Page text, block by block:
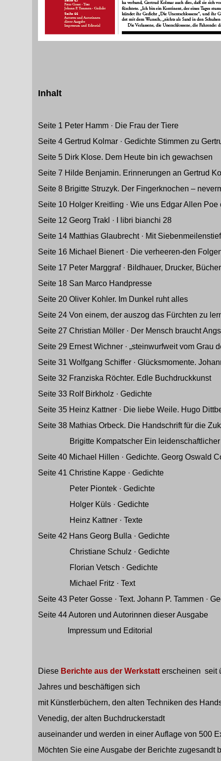
Inhalt
Seite 1 Peter Hamm · Die Frau der Tiere
Seite 4 Gertrud Kolmar · Gedichte Stimmen zu
Seite 5 Dirk Klose. Dem Heute bin ich gewachsen
Seite 7 Hilde Benjamin. Erinnerungen an Gertrud
Seite 8 Brigitte Struzyk. Der Fingerknochen –
Seite 10 Holger Kreitling · Wie uns Edgar Allen
Seite 12 Georg Trakl · I libri bianchi 28
Seite 14 Matthias Glaubrecht · Mit
Seite 16 Michael Bienert · Die verheeren-den
Seite 17 Peter Marggraf · Bildhauer, Drucker,
Seite 18 San Marco Handpresse
Seite 20 Oliver Kohler. Im Dunkel ruht alles
Seite 24 Von einem, der auszog das Fürchten zu
Seite 27 Christian Möller · Der Mensch braucht
Seite 29 Ernest Wichner · „steinwurfweit vom Grau
Seite 31 Wolfgang Schiffer · Glücksmomente.
Seite 32 Franziska Röchter. Edle Buchdruckkunst
Seite 33 Rolf Birkholz · Gedichte
Seite 35 Heinz Kattner · Die liebe Weile. Hugo
Seite 38 Mathias Orbeck. Die Handschrift für die
Brigitte Kompatscher Ein leidenschaftlicher
Seite 40 Michael Hillen · Gedichte. Georg Oswald
Seite 41 Christine Kappe · Gedichte
Peter Piontek · Gedichte
Holger Küls · Gedichte
Heinz Kattner · Texte
Seite 42 Hans Georg Bulla · Gedichte
Christiane Schulz · Gedichte
Florian Vetsch · Gedichte
Michael Fritz · Text
Seite 43 Peter Gosse · Text. Johann P. Tammen ·
Seite 44 Autoren und Autorinnen dieser Ausgabe
Impressum und Editorial
Diese Berichte aus der Werkstatt erscheinen seit
Jahres und beschäftigen sich
mit Künstlerbüchern, den alten Techniken des
Venedig, der alten Buchdruckerstadt
auseinander und werden in einer Auflage von 500
Möchten Sie eine Ausgabe der Berichte zugesandt